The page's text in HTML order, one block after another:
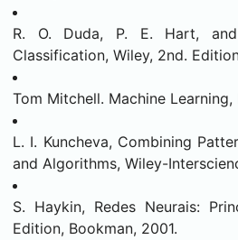
R. O. Duda, P. E. Hart,
Classification, Wiley, 2nd.
Tom Mitchell. Machine Learning,
L. I. Kuncheva, Combining
and Algorithms, Wiley-
S. Haykin, Redes Neurais:
Edition, Bookman, 2001.